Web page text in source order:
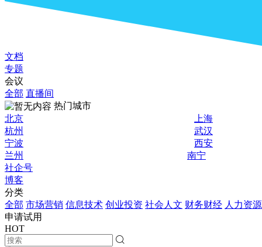
文档
专题
会议
全部 直播间
热门城市
北京
上海
杭州
武汉
宁波
西安
兰州
南宁
社企号
博客
分类
全部 市场营销 信息技术 创业投资 社会人文 财务财经 人力资源
申请试用
HOT